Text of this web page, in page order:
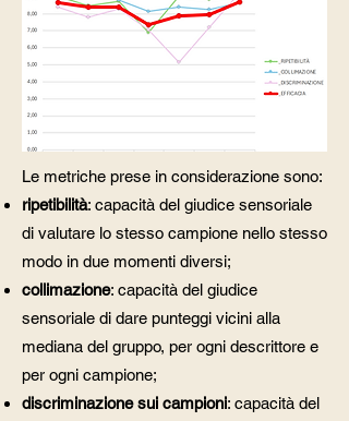
Le metriche prese in considerazione sono:
ripetibilità: capacità del giudice sensoriale
di valutare lo stesso campione nello stesso
modo in due momenti diversi;
collimazione: capacità del giudice
sensoriale di dare punteggi vicini alla
mediana del gruppo, per ogni descrittore e
per ogni campione;
discriminazione sui campioni: capacità del